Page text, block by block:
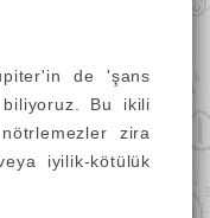
de 'şans
Bu ikili
zira
iyilik-kötülük